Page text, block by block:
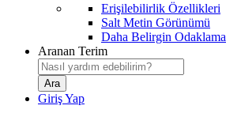
Erişilebilirlik Özellikleri
Salt Metin Görünümü
Daha Belirgin Odaklama
Aranan Terim
Giriş Yap